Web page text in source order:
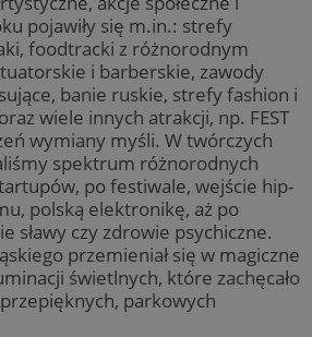
pojawiły się m.in.: strefy
foodtracki z różnorodnym
i barberskie, zawody
banie ruskie, strefy fashion i
wiele innych atrakcji, np. FEST
wymiany myśli. W twórczych
spektrum różnorodnych
po festiwale, wejście hip-
polską elektronikę, aż po
sławy czy zdrowie psychiczne.
przemieniał się w magiczne
świetlnych, które zachęcało
parkowych